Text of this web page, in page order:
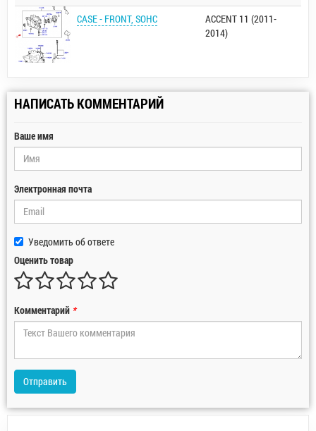
CASE - FRONT, SOHC
ACCENT 11 (2011-
2014)
НАПИСАТЬ КОММЕНТАРИЙ
Ваше имя
Электронная почта
Уведомить об ответе
Оценить товар
Комментарий *
Отправить